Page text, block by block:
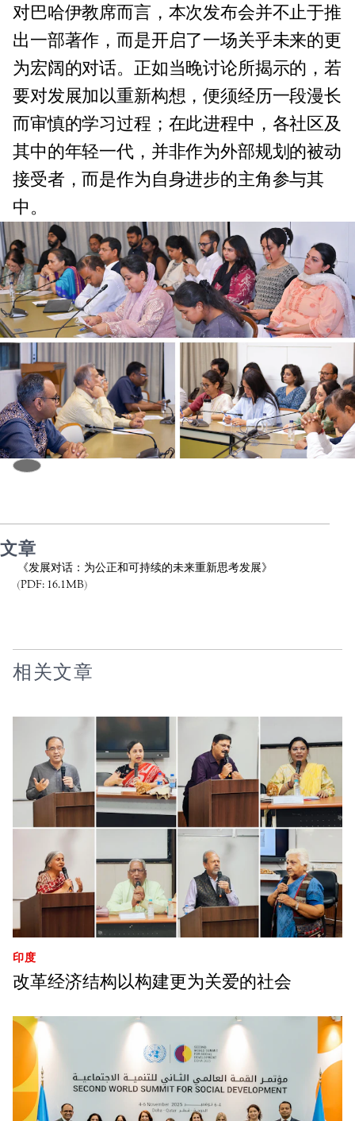
对巴哈伊教席而言，本次发布会并不止于推
出一部著作，而是开启了一场关乎未来的更
为宏阔的对话。正如当晚讨论所揭示的，若
要对发展加以重新构想，便须经历一段漫长
而审慎的学习过程；在此进程中，各社区及
其中的年轻一代，并非作为外部规划的被动
接受者，而是作为自身进步的主角参与其
中。
文章
《发展对话：为公正和可持续的未来重新思考发展》
(PDF: 16.1MB)
相关文章
印度
改革经济结构以构建更为关爱的社会